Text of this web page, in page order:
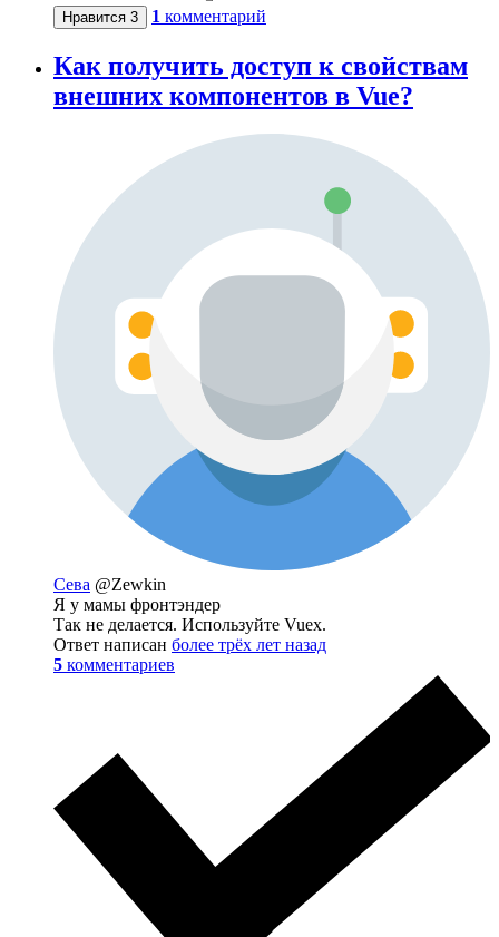
Нравится 3 1 комментарий
Как получить доступ к свойствам
внешних компонентов в Vue?
Сева @Zewkin
Я у мамы фронтэндер
Так не делается. Используйте Vuex.
Ответ написан более трёх лет назад
5 комментариев